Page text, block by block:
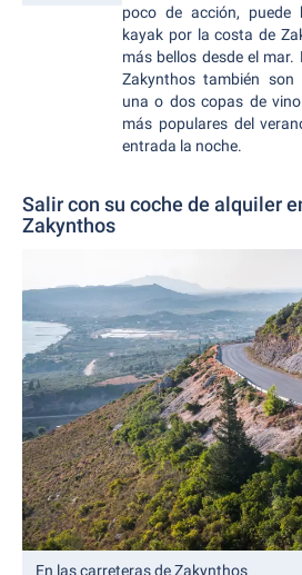
poco de acción, puede
kayak por la costa de
más bellos desde el
Zakynthos también son
una o dos copas de
más populares del
entrada la noche.
Salir con su coche de alquiler
Zakynthos
En las carreteras de Zakynthos